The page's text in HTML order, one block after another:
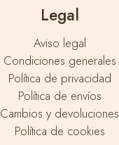
Legal
Aviso legal
Condiciones generales
Política de privacidad
Política de envíos
Cambios y devoluciones
Política de cookies